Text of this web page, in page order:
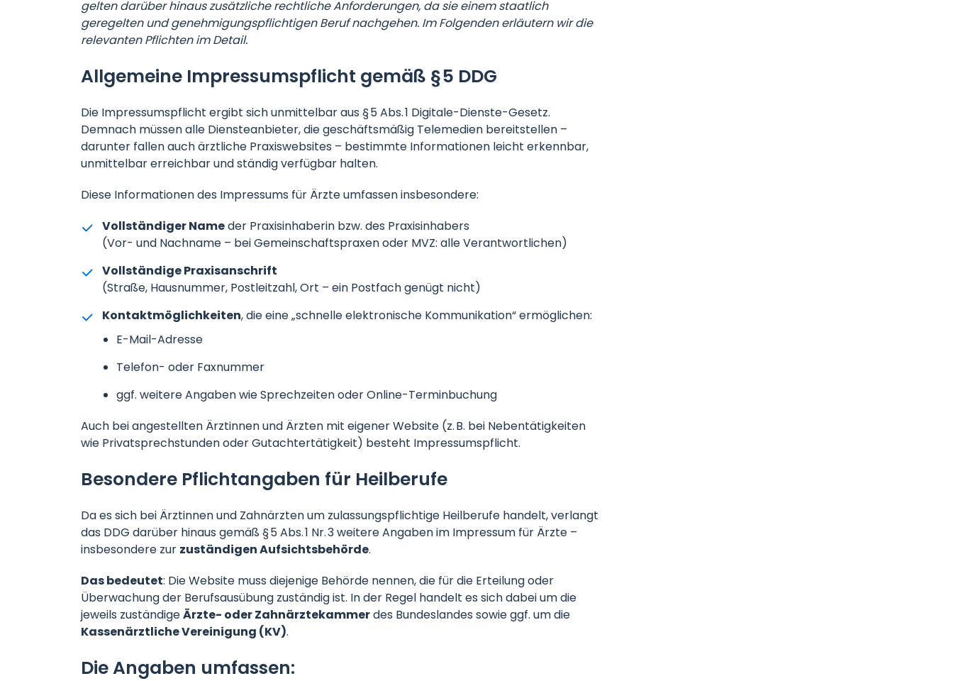
gelten darüber hinaus zusätzliche rechtliche Anforderungen, da sie einem staatlich
geregelten und genehmigungspflichtigen Beruf nachgehen. Im Folgenden erläutern wir die
relevanten Pflichten im Detail.
Allgemeine Impressumspflicht gemäß § 5 DDG
Die Impressumspflicht ergibt sich unmittelbar aus § 5 Abs. 1 Digitale-Dienste-Gesetz.
Demnach müssen alle Diensteanbieter, die geschäftsmäßig Telemedien bereitstellen –
darunter fallen auch ärztliche Praxiswebsites – bestimmte Informationen leicht erkennbar,
unmittelbar erreichbar und ständig verfügbar halten.
Diese Informationen des Impressums für Ärzte umfassen insbesondere:
Vollständiger Nameder Praxisinhaberin bzw. des Praxisinhabers
(Vor- und Nachname – bei Gemeinschaftspraxen oder MVZ: alle Verantwortlichen)
Vollständige Praxisanschrift
(Straße, Hausnummer, Postleitzahl, Ort – ein Postfach genügt nicht)
Kontaktmöglichkeiten, die eine „schnelle elektronische Kommunikation“ ermöglichen:
E-Mail-Adresse
Telefon- oder Faxnummer
ggf. weitere Angaben wie Sprechzeiten oder Online-Terminbuchung
Auch bei angestellten Ärztinnen und Ärzten mit eigener Website (z. B. bei Nebentätigkeiten
wie Privatsprechstunden oder Gutachtertätigkeit) besteht Impressumspflicht.
Besondere Pflichtangaben für Heilberufe
Da es sich bei Ärztinnen und Zahnärzten um zulassungspflichtige Heilberufe handelt, verlangt
das DDG darüber hinaus gemäß § 5 Abs. 1 Nr. 3 weitere Angaben im Impressum für Ärzte –
insbesondere zur zuständigen Aufsichtsbehörde.
Das bedeutet: Die Website muss diejenige Behörde nennen, die für die Erteilung oder
Überwachung der Berufsausübung zuständig ist. In der Regel handelt es sich dabei um die
jeweils zuständigeÄrzte- oder Zahnärztekammerdes Bundeslandes sowie ggf. um die
Kassenärztliche Vereinigung (KV).
Die Angaben umfassen: